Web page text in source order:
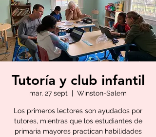
Tutoría y club infantil
mar, 27 sept
  |
Winston-Salem
Los primeros lectores son ayudados por
tutores, mientras que los estudiantes de
primaria mayores practican habilidades